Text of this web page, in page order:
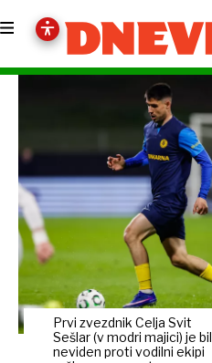
Prvi zvezdnik Celja Svit
Sešlar (v modri majici) je bil
neviden proti vodilni ekipi